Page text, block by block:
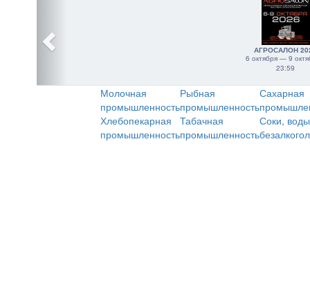
АГРОСАЛОН
6 октября — 9
23:59
Молочная
промышленность
Рыбная
промышленность
Сахарная
Хлебопекарная
промышленность
Табачная
промышленность
Соки,